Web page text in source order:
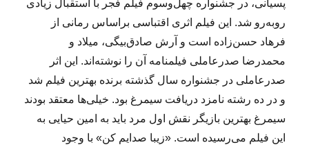
پسیانی، در جشنواره چهل‌وسوم فیلم فجر با استقبال زیادی
روبه‌رو شد. این فیلم اثری اقتباسی براساس رمانی از
فرهاد حسن‌زاده است و آرش صادق‌بیگی، میلاد و
محمدرضا صدرعاملی فیلمنامه آن را نوشته‌اند. این اثر
صدرعاملی در جشنواره سال گذشته برنده بهترین فیلم شد
و در ده رشته نامزد دریافت سیمرغ بود. خیلی‌ها معتقد بودند
سیمرغ بهترین بازیگر نقش اول مرد باید به امین حیایی به
این فیلم می‌رسیده است. «زیبا صدایم کن» با وجود